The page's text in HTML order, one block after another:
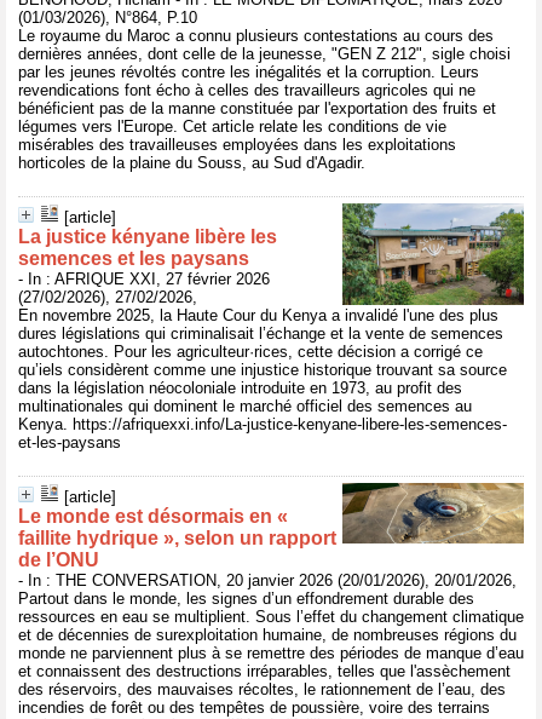
(01/03/2026), N°864, P.10
Le royaume du Maroc a connu plusieurs contestations au cours des
dernières années, dont celle de la jeunesse, "GEN Z 212", sigle choisi
par les jeunes révoltés contre les inégalités et la corruption. Leurs
revendications font écho à celles des travailleurs agricoles qui ne
bénéficient pas de la manne constituée par l'exportation des fruits et
légumes vers l'Europe. Cet article relate les conditions de vie
misérables des travailleuses employées dans les exploitations
horticoles de la plaine du Souss, au Sud d'Agadir.
[article]
La justice kényane libère les
semences et les paysans
- In : AFRIQUE XXI, 27 février 2026
(27/02/2026), 27/02/2026,
En novembre 2025, la Haute Cour du Kenya a invalidé l'une des plus
dures législations qui criminalisait l’échange et la vente de semences
autochtones. Pour les agriculteur·rices, cette décision a corrigé ce
qu’iels considèrent comme une injustice historique trouvant sa source
dans la législation néocoloniale introduite en 1973, au profit des
multinationales qui dominent le marché officiel des semences au
Kenya. https://afriquexxi.info/La-justice-kenyane-libere-les-semences-
et-les-paysans
[article]
Le monde est désormais en «
faillite hydrique », selon un rapport
de l’ONU
- In : THE CONVERSATION, 20 janvier 2026 (20/01/2026), 20/01/2026,
Partout dans le monde, les signes d’un effondrement durable des
ressources en eau se multiplient. Sous l’effet du changement climatique
et de décennies de surexploitation humaine, de nombreuses régions du
monde ne parviennent plus à se remettre des périodes de manque d’eau
et connaissent des destructions irréparables, telles que l'assèchement
des réservoirs, des mauvaises récoltes, le rationnement de l’eau, des
incendies de forêt ou des tempêtes de poussière, voire des terrains